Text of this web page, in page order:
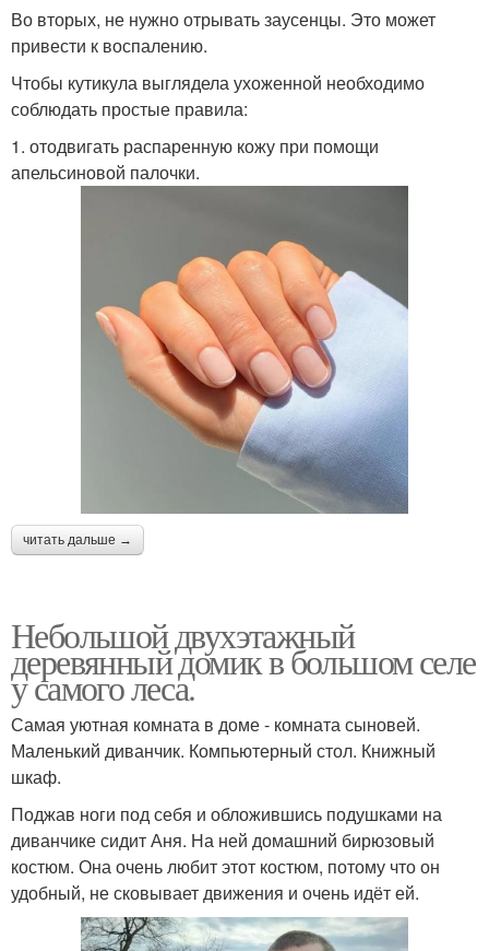
Во вторых, не нужно отрывать заусенцы. Это может
привести к воспалению.
Чтобы кутикула выглядела ухоженной необходимо
соблюдать простые правила:
1. отодвигать распаренную кожу при помощи
апельсиновой палочки.
читать дальше →
Небольшой двухэтажный
деревянный домик в большом селе
у самого леса.
Самая уютная комната в доме - комната сыновей.
Маленький диванчик. Компьютерный стол. Книжный
шкаф.
Поджав ноги под себя и обложившись подушками на
диванчике сидит Аня. На ней домашний бирюзовый
костюм. Она очень любит этот костюм, потому что он
удобный, не сковывает движения и очень идёт ей.